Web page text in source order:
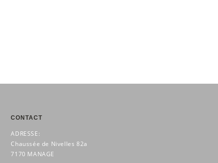
CONTACT
ADRESSE:
Chaussée de Nivelles 82a
7170 MANAGE